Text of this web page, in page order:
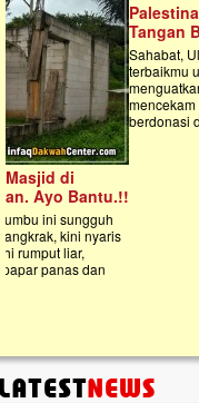
Palestina Masih
Tangan Bantu Mereka
Sahabat, Ulurtangan mari
terbaikmu untuk warga
menguatkan mereka
mencekam ini. Mari dukung
berdonasi dengan cara:...